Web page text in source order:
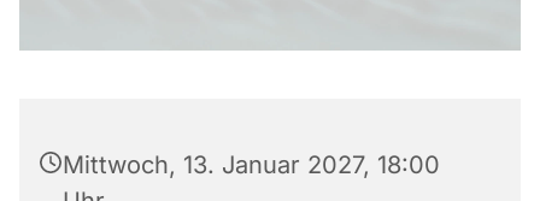
Mittwoch, 13. Januar 2027, 18:00